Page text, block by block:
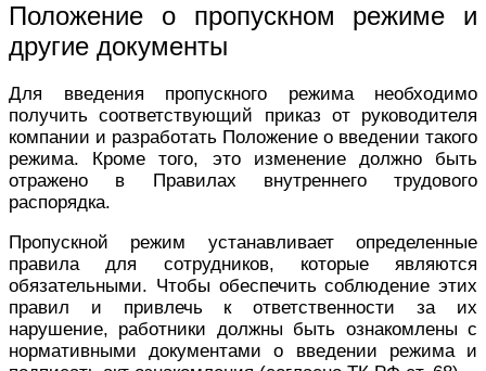
Положение о пропускном режиме и
другие документы
Для введения пропускного режима необходимо
получить соответствующий приказ от руководителя
компании и разработать Положение о введении такого
режима. Кроме того, это изменение должно быть
отражено в Правилах внутреннего трудового
распорядка.
Пропускной режим устанавливает определенные
правила для сотрудников, которые являются
обязательными. Чтобы обеспечить соблюдение этих
правил и привлечь к ответственности за их
нарушение, работники должны быть ознакомлены с
нормативными документами о введении режима и